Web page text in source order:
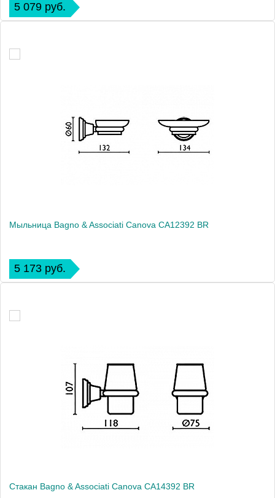
5 079 руб.
Мыльница Bagno & Associati Canova CA12392 BR
5 173 руб.
Стакан Bagno & Associati Canova CA14392 BR